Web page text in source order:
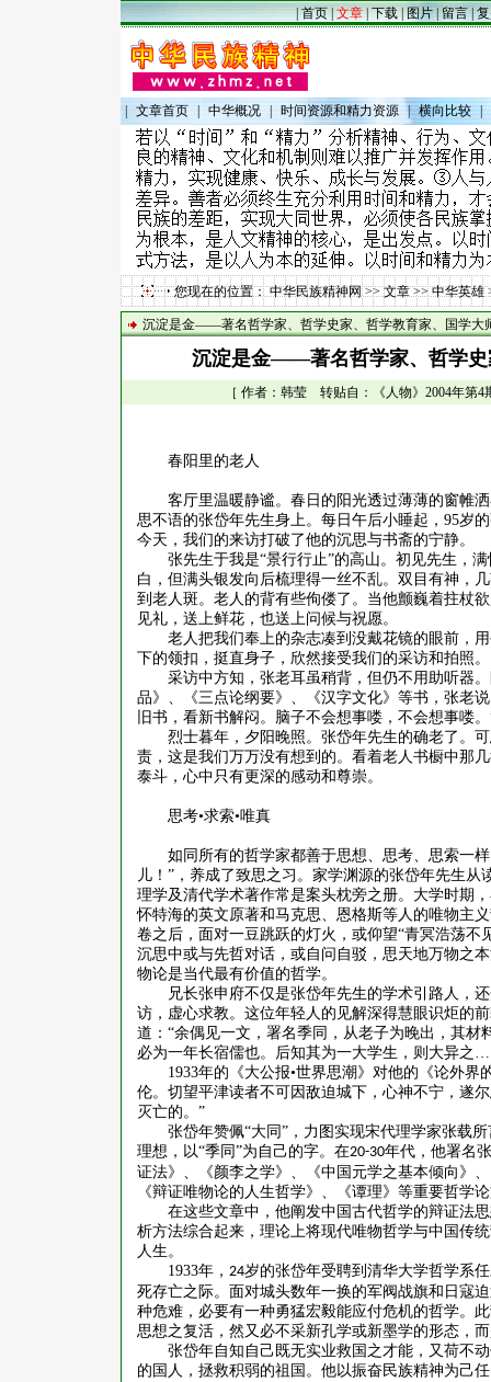
|首页|文章|下载| 图片|留言|
文章首页 中华概况 时间资源和精力资源 | 横向比较
您现在的位置：中华民族精神网>>文章>>中华英雄
沉淀是金——著名哲学家、哲学史家、哲学教育家、国学大
沉淀是金——著名哲学家、哲学史
［ 作者：韩莹 转贴自：《人物》2004年
春阳里的老人
客厅里温暖静谧。春日的阳光透过薄薄的窗帷
思不语的张岱年先生身上。每日午后小睡起， 95岁
今天，我们的来访打破了他的沉思与书斋的宁静。
张先生于我是“景行行止”的高山。初见先生，
白，但满头银发向后梳理得一丝不乱。双目有神，
到老人斑。老人的背有些佝偻了。当他颤巍着拄杖
见礼，送上鲜花，也送上问候与祝愿。
老人把我们奉上的杂志凑到没戴花镜的眼前，
下的领扣，挺直身子，欣然接受我们的采访和拍照。
采访中方知，张老耳虽稍背，但仍不用助听器
品》、《三点论纲要》、《汉字文化》等书，张老
旧书，看新书解闷。脑子不会想事喽，不会想事喽。
烈士暮年，夕阳晚照。张岱年先生的确老了。
责，这是我们万万没有想到的。看着老人书橱中那
泰斗，心中只有更深的感动和尊崇。
思考•求索•唯真
如同所有的哲学家都善于思想、思考、思索一
儿！”，养成了致思之习。家学渊源的张岱年先生
理学及清代学术著作常是案头枕旁之册。大学时期
怀特海的英文原著和马克思、恩格斯等人的唯物主
卷之后，面对一豆跳跃的灯火，或仰望“青冥浩荡
沉思中或与先哲对话，或自问自驳，思天地万物之
物论是当代最有价值的哲学。
兄长张申府不仅是张岱年先生的学术引路人，
访，虚心求教。这位年轻人的见解深得慧眼识炬的
道： “余偶见一文，署名季同，从老子为晚出，其
必为一年长宿儒也。后知其为一大学生，则大异之
1933年的《大公报•世界思潮》对他的《论外界
伦。切望平津读者不可因敌迫城下，心神不宁，遂
灭亡的。”
张岱年赞佩“大同”，力图实现宋代理学家张载
理想，以“季同”为自己的字。在20-30年代，他署名
证法》、《颜李之学》、《中国元学之基本倾向》
《辩证唯物论的人生哲学》、《谭理》等重要哲学
在这些文章中，他阐发中国古代哲学的辩证法
析方法综合起来，理论上将现代唯物哲学与中国传
人生。
1933年， 24岁的张岱年受聘到清华大学哲学系
死存亡之际。面对城头数年一换的军阀战旗和日寇
种危难，必要有一种勇猛宏毅能应付危机的哲学。
思想之复活，然又必不采新孔学或新墨学的形态，
张岱年自知自己既无实业救国之才能，又荷不
的国人，拯救积弱的祖国。他以振奋民族精神为己